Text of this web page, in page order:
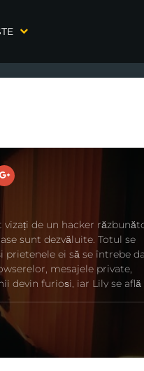
de un hacker
sunt dezvăluite. Totul se
ei să se întrebe
mesajele private,
devin furioși, iar Lily se